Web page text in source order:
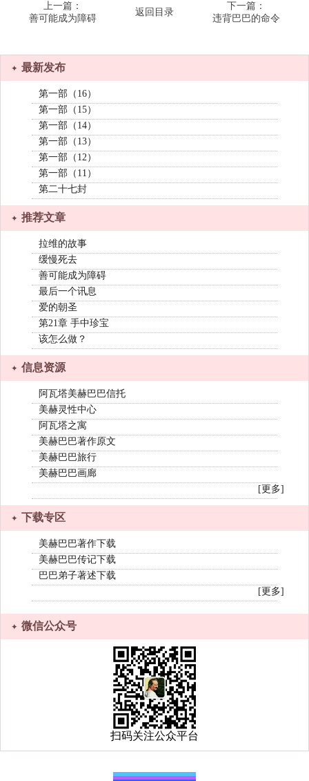
上一篇：
善可能成为障碍
返回目录
下一篇：
违背巴巴的命令
最新发布
第一部（16）
第一部（15）
第一部（14）
第一部（13）
第一部（12）
第一部（11）
第二十七封
推荐文章
拉维的故事
缓慢死去
善可能成为障碍
最后一个讯息
爱的朝圣
第21章 手中珍宝
该怎么做？
信息资源
阿瓦塔美赫巴巴信托
美赫灵性中心
阿瓦塔之寓
美赫巴巴著作原文
美赫巴巴旅行
美赫巴巴画廊
[更多]
下载专区
美赫巴巴著作下载
美赫巴巴传记下载
巴巴弟子著述下载
[更多]
微信公众号
扫码关注公众平台